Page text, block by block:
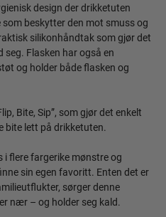
design der drikketuten
beskytter den mot smuss og
silikonhåndtak som gjør det
Flasken har også en
og holder både flasken og
Bite, Sip”, som gjør det enkelt
bite lett på drikketuten.
i flere fargerike mønstre og
sin egen favoritt. Enten det er
sørger denne
nær – og holder seg kald.